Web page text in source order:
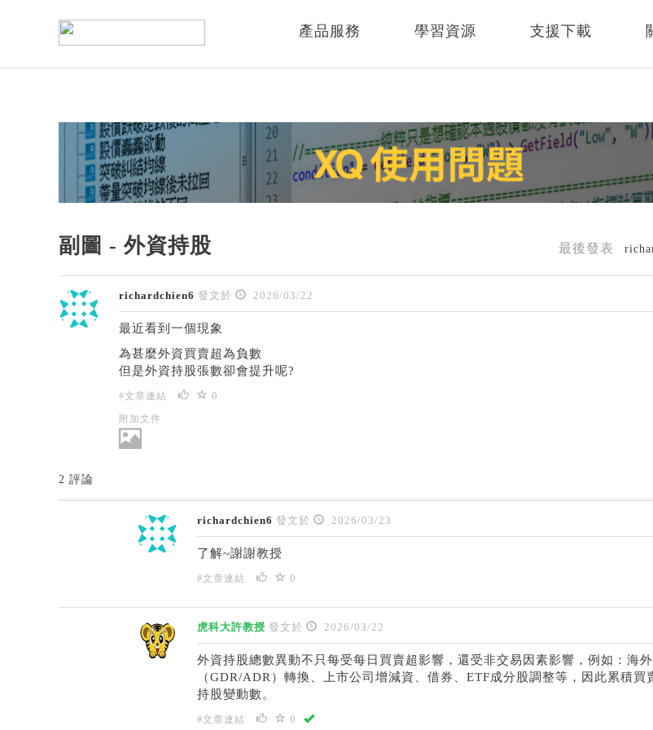
產品服務 學習資源 支援下載
副圖 - 外資持股 最後發表
richardchien6 發文於 2026/03/22
最近看到一個現象
為甚麼外資買賣超為負數
但是外資持股張數卻會提升呢?
#文章連結 0
附加文件
2 評論
richardchien6 發文於 2026/03/23
了解~謝謝教授
#文章連結 0
虎科大許教授 發文於 2026/03/22
外資持股總數異動不只每受每日買賣超影響，還受非交易因素影響，例如：海
（GDR/ADR）轉換、上市公司增減資、借券、ETF成分股調整等，因此累積買
持股變動數。
#文章連結 0